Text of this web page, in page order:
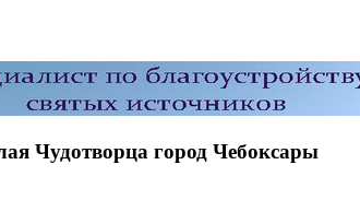
Чудотворца город Чебоксары